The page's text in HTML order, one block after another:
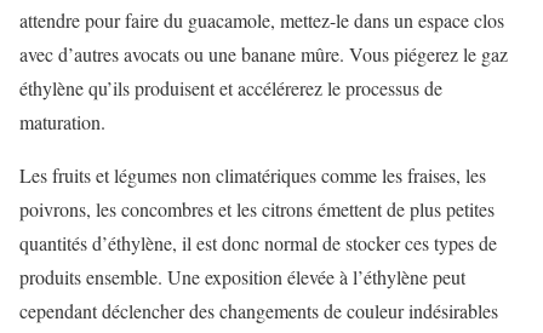
attendre pour faire du guacamole, mettez-le dans un espace clos
avec d’autres avocats ou une banane mûre. Vous piégerez le gaz
éthylène qu’ils produisent et accélérerez le processus de
maturation.
Les fruits et légumes non climatériques comme les fraises, les
poivrons, les concombres et les citrons émettent de plus petites
quantités d’éthylène, il est donc normal de stocker ces types de
produits ensemble. Une exposition élevée à l’éthylène peut
cependant déclencher des changements de couleur indésirables